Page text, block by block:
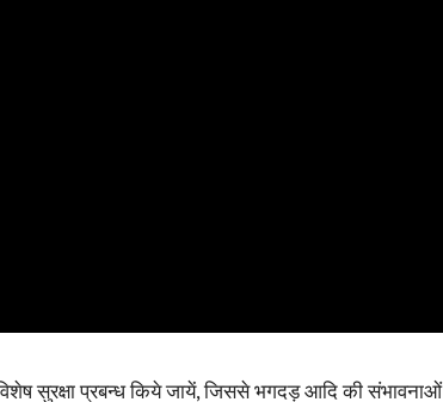
सुरक्षा प्रबन्ध किये जायें, जिससे भगदड़ आदि की संभावनाओं